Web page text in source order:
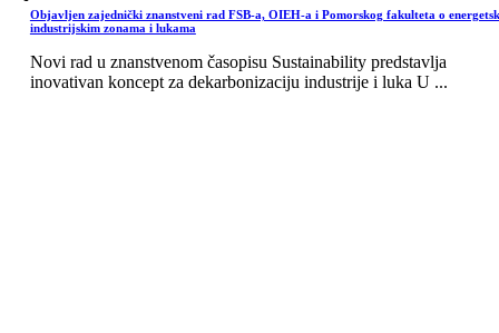
Objavljen zajednički znanstveni rad FSB-a, OIEH-a i Pomorskog fakulteta o
industrijskim zonama i lukama
Novi rad u znanstvenom časopisu Sustainability predstavlja
inovativan koncept za dekarbonizaciju industrije i luka U ...